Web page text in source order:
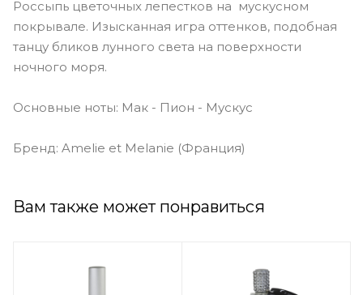
Россыпь цветочных лепестков на мускусном
покрывале. Изысканная игра оттенков, подобная
танцу бликов лунного света на поверхности
ночного моря.
Основные ноты: Мак - Пион - Мускус
Бренд: Amelie et Melanie (Франция)
Вам также может понравиться